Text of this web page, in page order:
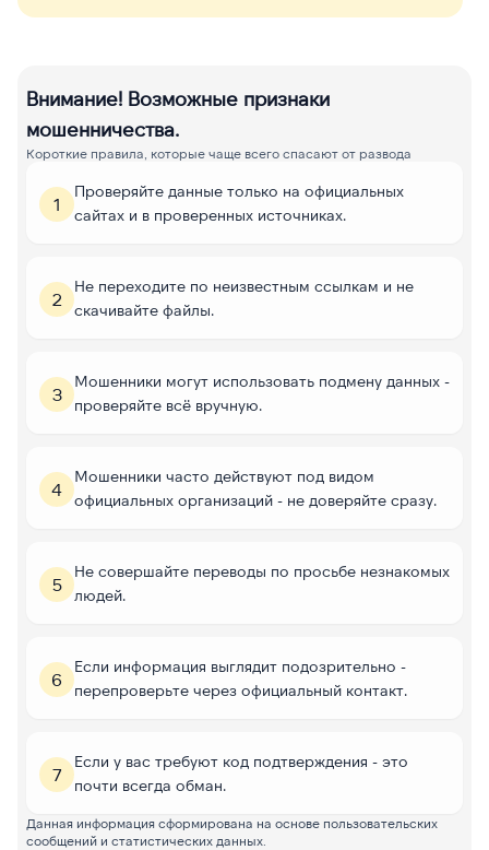
Внимание! Возможные признаки
мошенничества.
Короткие правила, которые чаще всего спасают от развода
1
Проверяйте данные только на официальных
сайтах и в проверенных источниках.
2
Не переходите по неизвестным ссылкам и не
скачивайте файлы.
3
Мошенники могут использовать подмену данных -
проверяйте всё вручную.
4
Мошенники часто действуют под видом
официальных организаций - не доверяйте сразу.
5
Не совершайте переводы по просьбе незнакомых
людей.
6
Если информация выглядит подозрительно -
перепроверьте через официальный контакт.
7
Если у вас требуют код подтверждения - это
почти всегда обман.
Данная информация сформирована на основе пользовательских
сообщений и статистических данных.